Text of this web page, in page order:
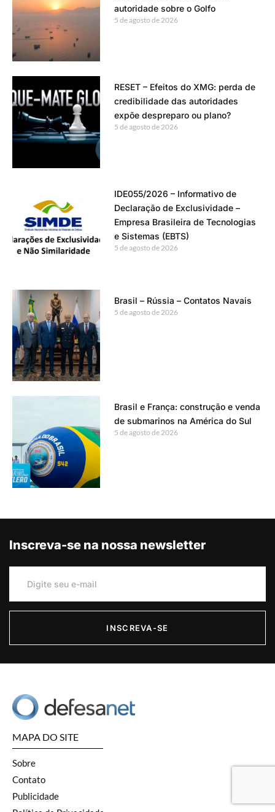
autoridade sobre o Golfo
5 de agosto de 2026
RESET – Efeitos do XMG: perda de
credibilidade das autoridades
expõe despreparo ou plano?
5 de agosto de 2026
IDE055/2026 – Informativo de
Declaração de Exclusividade –
Empresa Brasileira de Tecnologias
e Sistemas (EBTS)
5 de agosto de 2026
Brasil – Rússia – Contatos Navais
5 de agosto de 2026
Brasil e França: construção e venda
de submarinos na América do Sul
5 de agosto de 2026
Inscreva-se na nossa newsletter
INSCREVA-SE
MAPA DO SITE
Sobre
Contato
Publicidade